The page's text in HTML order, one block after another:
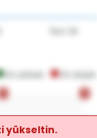
yükseltin.
0 0
0 0